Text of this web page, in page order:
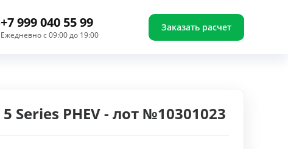
+7 999 040 55 99
Ежедневно с 09:00 до 19:00
Заказать расчет
5 Series PHEV - лот №10301023